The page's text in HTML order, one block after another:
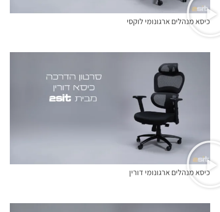
כיסא מנהלים ארגונומי לוקסי
כיסא מנהלים ארגונומי דורין